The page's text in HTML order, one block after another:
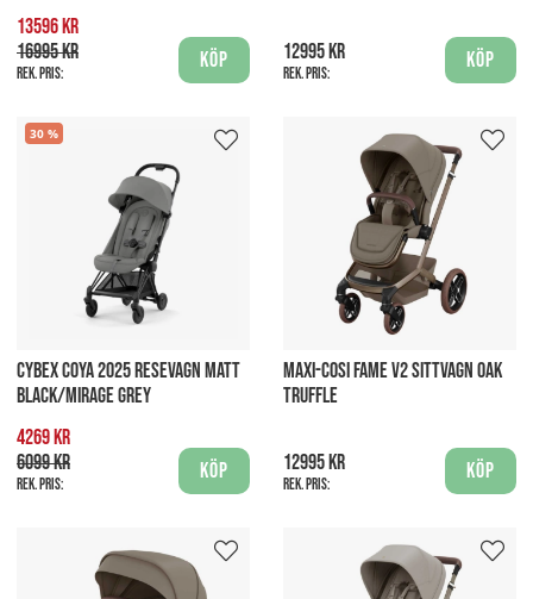
13596 kr
16995 kr
Rek. pris:
Köp 12995 kr
Rek. pris:
Köp
30
CYBEX COYA 2025 RESEVAGN MATT
BLACK/MIRAGE GREY
4269 kr
6099 kr
Rek. pris:
Köp
MAXI-COSI FAME V2 SITTVAGN OAK
TRUFFLE
12995 kr
Rek. pris:
Köp